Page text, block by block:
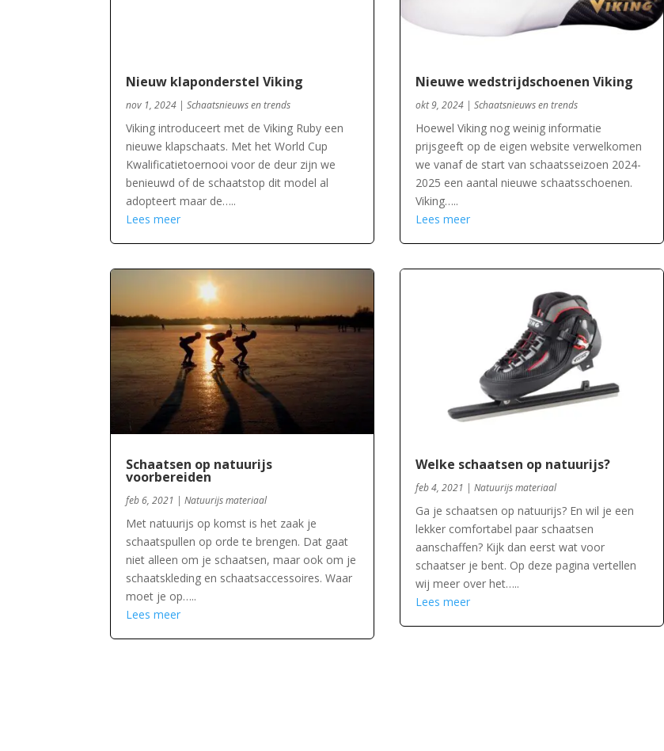
Nieuw klaponderstel Viking
nov 1, 2024 |Schaatsnieuws en trends
Viking introduceert met de Viking Ruby een
nieuwe klapschaats. Met het World Cup
Kwalificatietoernooi voor de deur zijn we
benieuwd of de schaatstop dit model al
adopteert maar de…..
Lees meer
Schaatsen op natuurijs
voorbereiden
feb 6, 2021 |Natuurijs materiaal
Met natuurijs op komst is het zaak je
schaatspullen op orde te brengen. Dat gaat
niet alleen om je schaatsen, maar ook om je
schaatskleding en schaatsaccessoires. Waar
moet je op…..
Lees meer
Nieuwe wedstrijdschoenen Viking
okt 9, 2024 |Schaatsnieuws en trends
Hoewel Viking nog weinig informatie
prijsgeeft op de eigen website verwelkomen
we vanaf de start van schaatsseizoen 2024-
2025 een aantal nieuwe schaatsschoenen.
Viking…..
Lees meer
Welke schaatsen op natuurijs?
feb 4, 2021 |Natuurijs materiaal
Ga je schaatsen op natuurijs? En wil je een
lekker comfortabel paar schaatsen
aanschaffen? Kijk dan eerst wat voor
schaatser je bent. Op deze pagina vertellen
wij meer over het…..
Lees meer